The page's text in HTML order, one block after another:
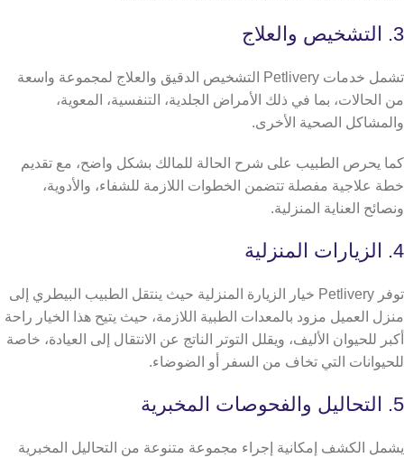
3. التشخيص والعلاج
تشمل خدمات Petlivery التشخيص الدقيق والعلاج لمجموعة واسعة
من الحالات، بما في ذلك الأمراض الجلدية، التنفسية، المعوية،
والمشاكل الصحية الأخرى.
كما يحرص الطبيب على شرح الحالة للمالك بشكل واضح، مع تقديم
خطة علاجية مفصلة تتضمن الخطوات اللازمة للشفاء، والأدوية،
ونصائح العناية المنزلية.
4. الزيارات المنزلية
توفر Petlivery خيار الزيارة المنزلية حيث ينتقل الطبيب البيطري إلى
منزل العميل مزود بالمعدات الطبية اللازمة، حيث يتيح هذا الخيار راحة
أكبر للحيوان الأليف، ويقلل التوتر الناتج عن الانتقال إلى العيادة، خاصة
للحيوانات التي تخاف من السفر أو الضوضاء.
5. التحاليل والفحوصات المخبرية
يشمل الكشف إمكانية إجراء مجموعة متنوعة من التحاليل المخبرية